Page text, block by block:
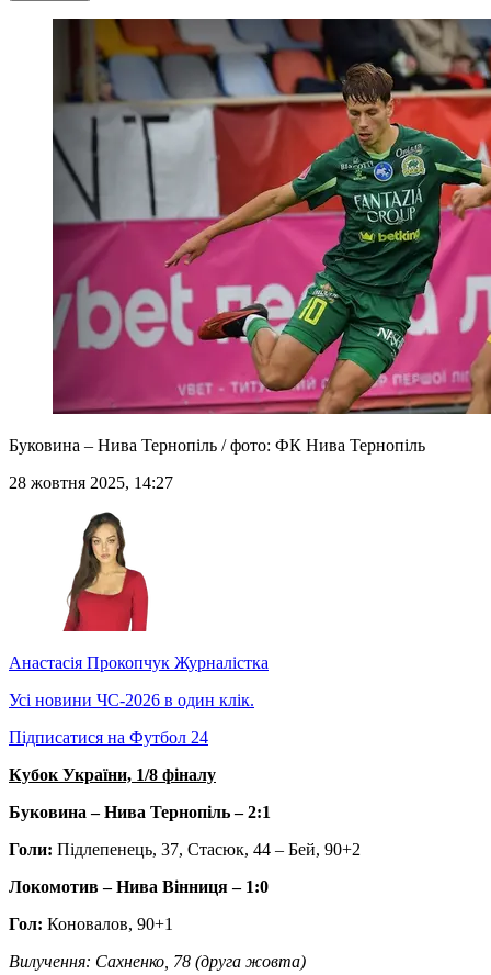
Буковина – Нива Тернопіль / фото: ФК Нива Тернопіль
28 жовтня 2025, 14:27
Анастасія Прокопчук Журналістка
Усі новини ЧС-2026 в один клік.
Підписатися на Футбол 24
Кубок України, 1/8 фіналу
Буковина – Нива Тернопіль – 2:1
Голи: Підлепенець, 37, Стасюк, 44 – Бей, 90+2
Локомотив – Нива Вінниця – 1:0
Гол: Коновалов, 90+1
Вилучення: Сахненко, 78 (друга жовта)